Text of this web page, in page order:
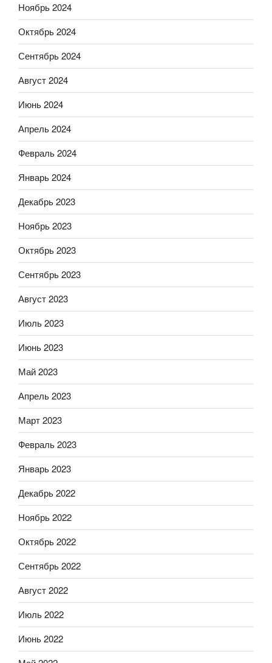
Ноябрь 2024
Октябрь 2024
Сентябрь 2024
Август 2024
Июнь 2024
Апрель 2024
Февраль 2024
Январь 2024
Декабрь 2023
Ноябрь 2023
Октябрь 2023
Сентябрь 2023
Август 2023
Июль 2023
Июнь 2023
Май 2023
Апрель 2023
Март 2023
Февраль 2023
Январь 2023
Декабрь 2022
Ноябрь 2022
Октябрь 2022
Сентябрь 2022
Август 2022
Июль 2022
Июнь 2022